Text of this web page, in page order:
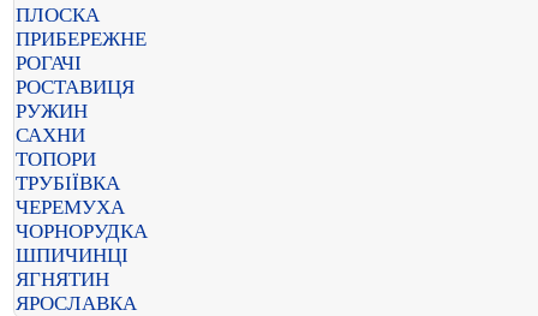
ПЛОСКА
ПРИБЕРЕЖНЕ
РОГАЧІ
РОСТАВИЦЯ
РУЖИН
САХНИ
ТОПОРИ
ТРУБІЇВКА
ЧЕРЕМУХА
ЧОРНОРУДКА
ШПИЧИНЦІ
ЯГНЯТИН
ЯРОСЛАВКА